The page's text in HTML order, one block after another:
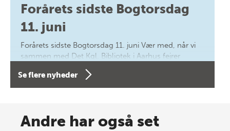
Forårets sidste Bogtorsdag
11. juni
Forårets sidste Bogtorsdag 11. juni Vær med, når vi
sammen med Det Kgl. Bibliotek i Aarhus fejrer
forfatterne bag vores nyes…
Spar op til 70% til sommer-
Se flere nyheder
Andre har også set